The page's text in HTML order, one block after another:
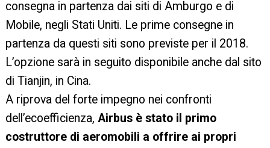
consegna in partenza dai siti di Amburgo e di
Mobile, negli Stati Uniti. Le prime consegne in
partenza da questi siti sono previste per il 2018.
L’opzione sarà in seguito disponibile anche dal sito
di Tianjin, in Cina.
A riprova del forte impegno nei confronti
dell’ecoefficienza,Airbus è stato il primo
costruttore di aeromobili a offrire ai propri